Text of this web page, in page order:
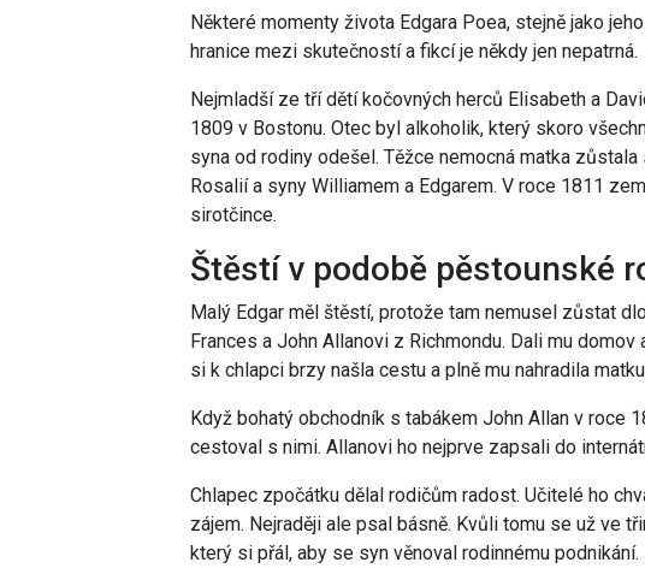
Některé momenty života Edgara Poea, stejně jako
hranice mezi skutečností a fikcí je někdy jen nepatrná.
Nejmladší ze tří dětí kočovných herců Elisabeth a
1809 v Bostonu. Otec byl alkoholik, který skoro
syna od rodiny odešel. Těžce nemocná matka
Rosalií a syny Williamem a Edgarem. V roce 1811
sirotčince.
Štěstí v podobě pěstounské
Malý Edgar měl štěstí, protože tam nemusel zůstat
Frances a John Allanovi z Richmondu. Dali mu
si k chlapci brzy našla cestu a plně mu nahradila
Když bohatý obchodník s tabákem John Allan v roce
cestoval s nimi. Allanovi ho nejprve zapsali do
Chlapec zpočátku dělal rodičům radost. Učitelé ho
zájem. Nejraději ale psal básně. Kvůli tomu se už ve
který si přál, aby se syn věnoval rodinnému podnikání.